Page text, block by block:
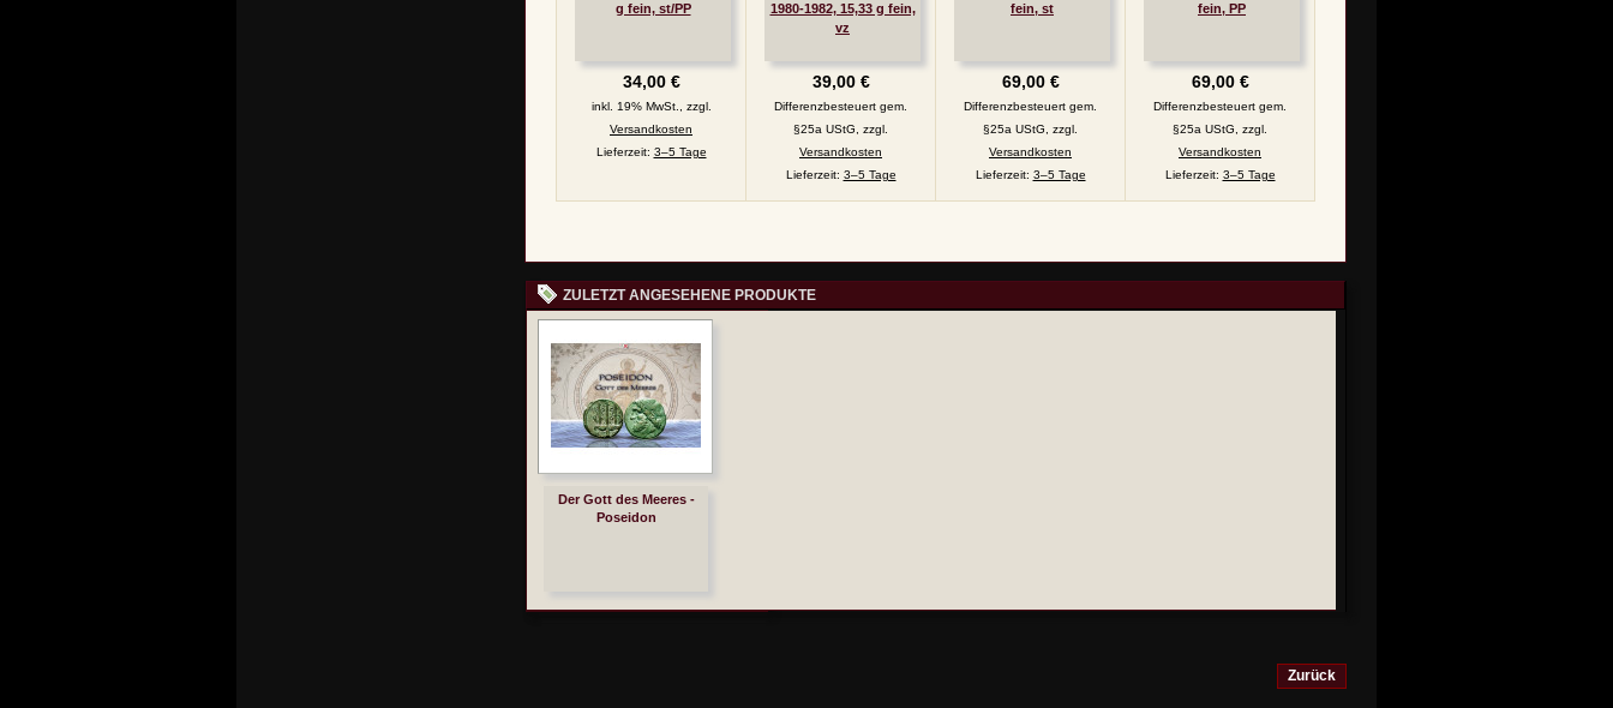
g fein, st/PP
34,00 €
inkl. 19% MwSt., zzgl.
Versandkosten
Lieferzeit: 3–5 Tage
1980-1982, 15,33 g fein,
vz
39,00 €
Differenzbesteuert gem.
§25a UStG, zzgl.
Versandkosten
Lieferzeit: 3–5 Tage
fein, st
69,00 €
Differenzbesteuert gem.
§25a UStG, zzgl.
Versandkosten
Lieferzeit: 3–5 Tage
fein, PP
69,00 €
Differenzbesteuert gem.
§25a UStG, zzgl.
Versandkosten
Lieferzeit: 3–5 Tage
ZULETZT ANGESEHENE PRODUKTE
Der Gott des Meeres -
Poseidon
Zurück